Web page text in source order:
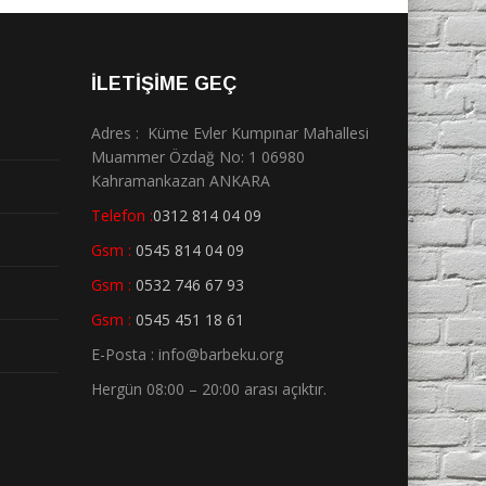
İLETİŞİME GEÇ
Adres : Küme Evler Kumpınar Mahallesi
Muammer Özdağ No: 1 06980
Kahramankazan ANKARA
Telefon :0312 814 04 09
Gsm : 0545 814 04 09
Gsm : 0532 746 67 93
Gsm : 0545 451 18 61
E-Posta : info@barbeku.org
Hergün 08:00 – 20:00 arası açıktır.